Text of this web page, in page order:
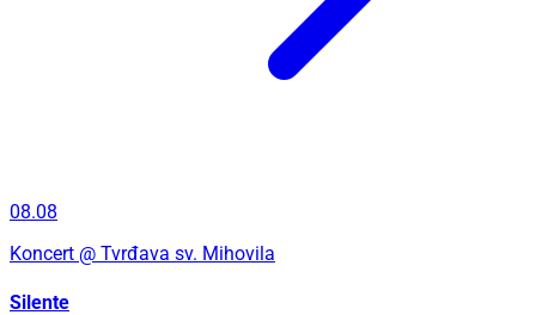
08.08
Koncert @ Tvrđava sv. Mihovila
Silente